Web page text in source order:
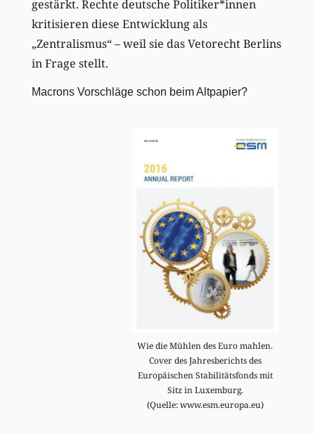
gestärkt. Rechte deutsche Politiker*innen
kritisieren diese Entwicklung als
„Zentralismus“ – weil sie das Vetorecht Berlins
in Frage stellt.
Macrons Vorschläge schon beim Altpapier?
Wie die Mühlen des Euro mahlen.
Cover des Jahresberichts des
Europäischen Stabilitätsfonds mit
Sitz in Luxemburg.
(Quelle: www.esm.europa.eu)